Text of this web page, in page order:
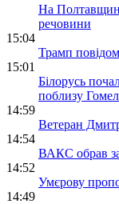
На Полтавщині
речовини
15:04
Трамп
15:01
Білорусь
поблизу
14:59
Ветеран
14:54
ВАКС обрав
14:52
Умєрову
14:49